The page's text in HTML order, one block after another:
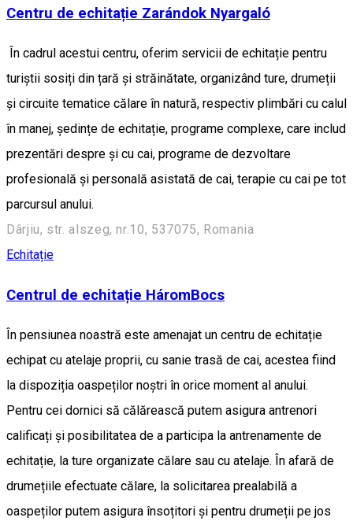
Centru de echitație Zarándok Nyargaló
În cadrul acestui centru, oferim servicii de echitație pentru
turiștii sosiți din țară și străinătate, organizând ture, drumeții
și circuite tematice călare în natură, respectiv plimbări cu calul
în manej, ședințe de echitație, programe complexe, care includ
prezentări despre și cu cai, programe de dezvoltare
profesională și personală asistată de cai, terapie cu cai pe tot
parcursul anului.
Dârjiu, str. alszeg, nr.10, 537075, Romania
Echitație
Centrul de echitație HáromBocs
În pensiunea noastră este amenajat un centru de echitație
echipat cu atelaje proprii, cu sanie trasă de cai, acestea fiind
la dispoziția oaspeților noștri în orice moment al anului.
Pentru cei dornici să călărească putem asigura antrenori
calificați și posibilitatea de a participa la antrenamente de
echitație, la ture organizate călare sau cu atelaje. În afară de
drumețiile efectuate călare, la solicitarea prealabilă a
oaspeților putem asigura însoțitori și pentru drumeții pe jos